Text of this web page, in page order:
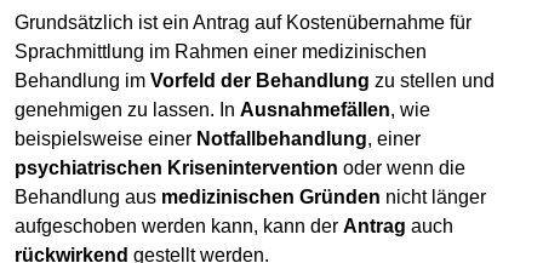
Grundsätzlich ist ein Antrag auf Kostenübernahme für
Sprachmittlung im Rahmen einer medizinischen
Behandlung im Vorfeld der Behandlung zu stellen und
genehmigen zu lassen. In Ausnahmefällen, wie
beispielsweise einer Notfallbehandlung, einer
psychiatrischen Krisenintervention oder wenn die
Behandlung aus medizinischen Gründen nicht länger
aufgeschoben werden kann, kann der Antrag auch
rückwirkend gestellt werden.